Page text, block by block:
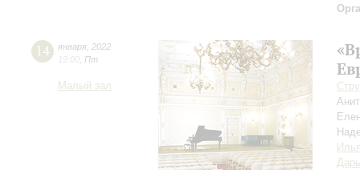
14 января 2022
19:00 Пт
Малый зал